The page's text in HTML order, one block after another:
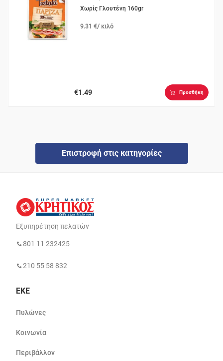
Χωρίς Γλουτένη 160gr
9.31 €/ κιλό
€1.49 Προσθήκη
Επιστροφή στις κατηγορίες
Εξυπηρέτηση πελατών
801 11 232425
210 55 58 832
ΕΚΕ
Πυλώνες
Κοινωνία
Περιβάλλον